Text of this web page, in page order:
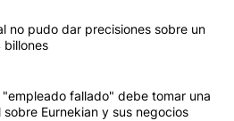
con más comentarios en los
el título "El Banco Central no pudo
no pudo dar precisiones sobre un
el título "Aeropuertos: el
fallado" debe tomar una
Eurnekian y sus negocios